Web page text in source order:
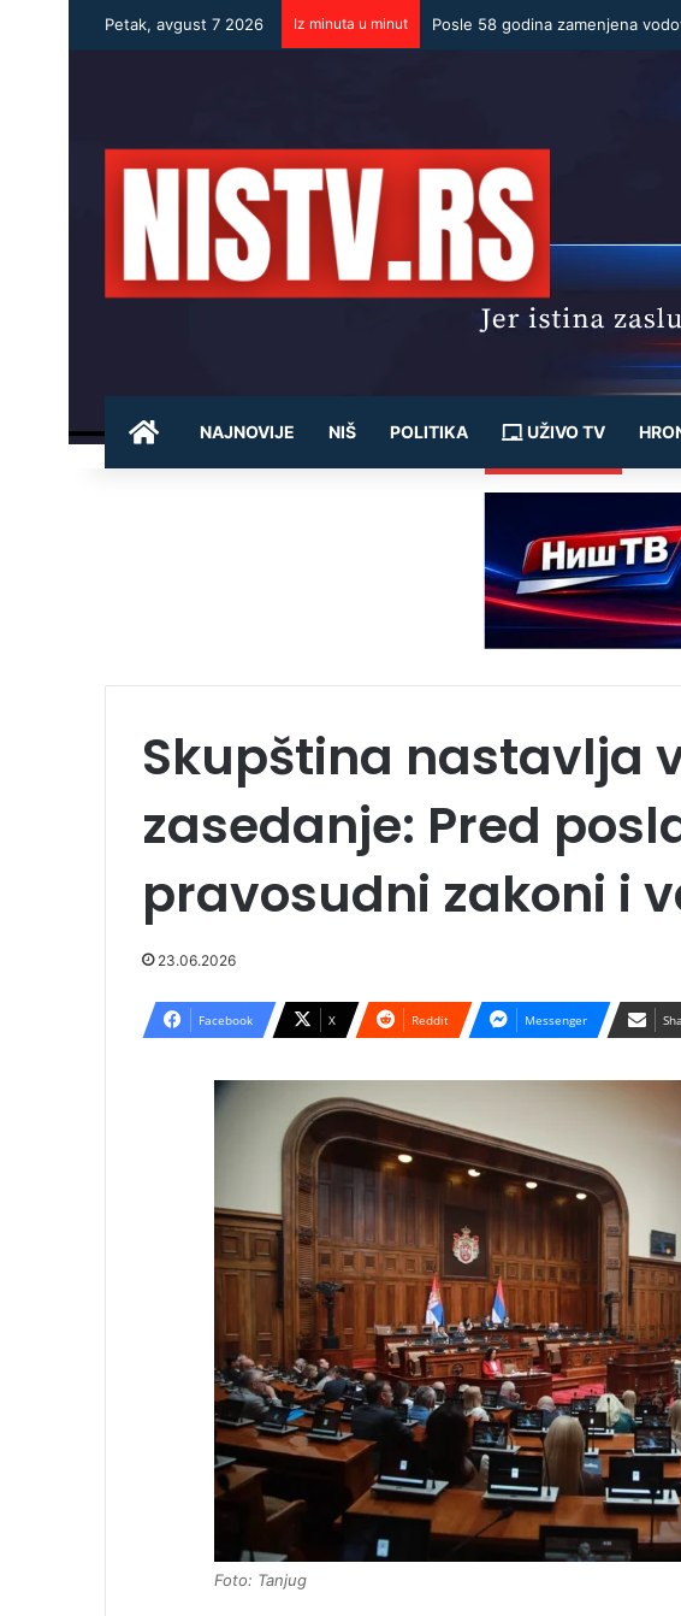
Petak, avgust 7 2026 Iz minuta u minut Posle 58 godina zamenjena
POČETNA
NAJNOVIJE NIŠ POLITIKA UŽIVO TV
Skupština nastavlja
zasedanje: Pred
pravosudni zakoni i
23.06.2026
Facebook X Reddit Messenger
Foto: Tanjug